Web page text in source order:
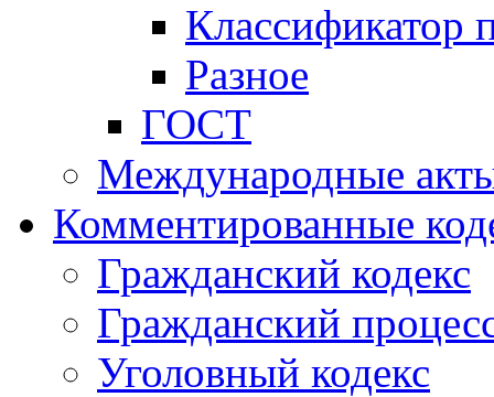
Классификатор
Разное
ГОСТ
Международные
Комментированные
Гражданский кодекс
Гражданский
Уголовный кодекс